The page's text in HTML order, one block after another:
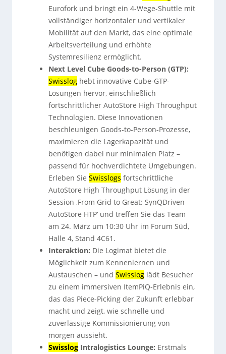
Eurofork und bringt ein 4-Wege-Shuttle mit
vollständiger horizontaler und vertikaler
Mobilität auf den Markt, das eine optimale
Arbeitsverteilung und erhöhte
Systemresilienz ermöglicht.
Next Level Cube Goods-to-Person (GTP):
Swissloghebt innovative Cube-GTP-
Lösungen hervor, einschließlich
fortschrittlicher AutoStore High Throughput
Technologien. Diese Innovationen
beschleunigen Goods-to-Person-Prozesse,
maximieren die Lagerkapazität und
benötigen dabei nur minimalen Platz –
passend für hochverdichtete Umgebungen.
Erleben Sie Swisslogs fortschrittliche
AutoStore High Throughput Lösung in der
Session ‚From Grid to Great: SynQDriven
AutoStore HTP‘ und treffen Sie das Team
am 24. März um 10:30 Uhr im Forum Süd,
Halle 4, Stand 4C61.
Interaktion: Die Logimat bietet die
Möglichkeit zum Kennenlernen und
Austauschen – und Swissloglädt Besucher
zu einem immersiven ItemPiQ-Erlebnis ein,
das das Piece-Picking der Zukunft erlebbar
macht und zeigt, wie schnelle und
zuverlässige Kommissionierung von
morgen aussieht.
SwisslogIntralogistics Lounge: Erstmals